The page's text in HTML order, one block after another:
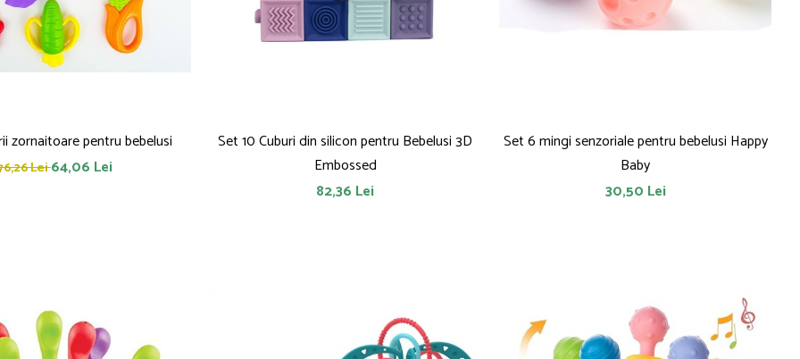
zornaitoare pentru bebelusi
Lei64,06 Lei
Set 10 Cuburi din silicon pentru Bebelusi 3D
Embossed
82,36 Lei
Set 6 mingi senzoriale pentru bebelusi Happy
Baby
30,50 Lei